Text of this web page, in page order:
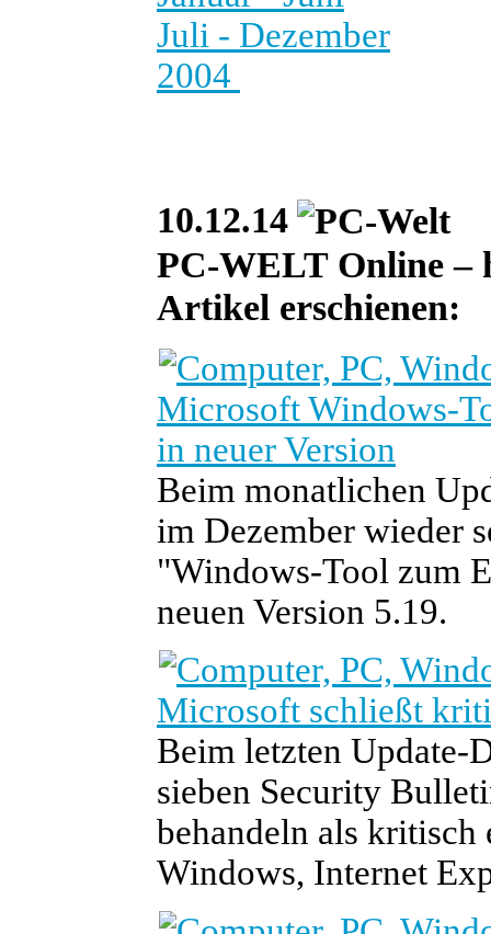
Juli - Dezember
2004
10.12.14
PC-WELT Online –
Artikel erschienen:
Microsoft Windows-
in neuer Version
Beim monatlichen
im Dezember wieder
"Windows-Tool zum
neuen Version 5.19.
Microsoft schließt
Beim letzten Update-
sieben Security
behandeln als
Windows, Internet